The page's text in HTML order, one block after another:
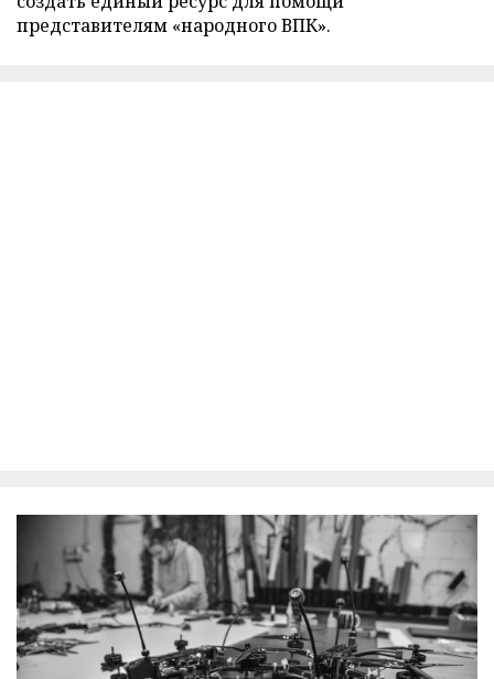
представителям «народного ВПК».